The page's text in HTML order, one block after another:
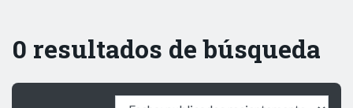
0 resultados de búsqueda